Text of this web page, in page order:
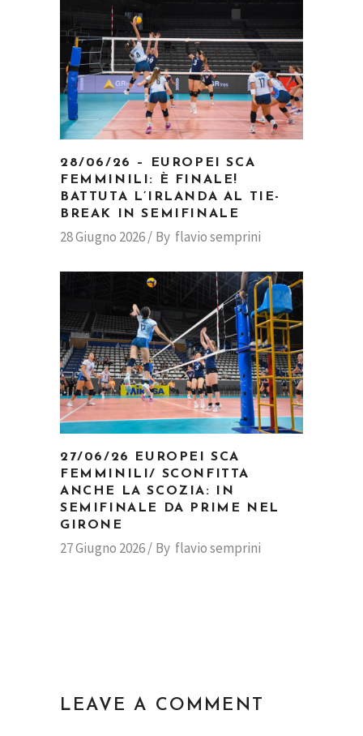
28/06/26 – EUROPEI SCA
FEMMINILI: È FINALE!
BATTUTA L’IRLANDA AL TIE-
BREAK IN SEMIFINALE
28 Giugno 2026 By flavio semprini
27/06/26 EUROPEI SCA
FEMMINILI/ SCONFITTA
ANCHE LA SCOZIA: IN
SEMIFINALE DA PRIME NEL
GIRONE
27 Giugno 2026 By flavio semprini
LEAVE A COMMENT